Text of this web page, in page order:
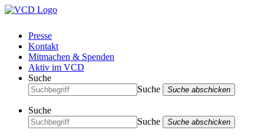
Presse
Kontakt
Mitmachen & Spenden
Aktiv im VCD
Suche
Suche
Suche abschicken
Suche
Suche
Suche abschicken